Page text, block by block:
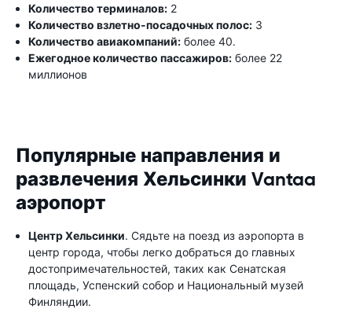
Количество терминалов: 2
Количество взлетно-посадочных полос: 3
Количество авиакомпаний: более 40.
Ежегодное количество пассажиров: более 22
миллионов
Популярные направления и
развлечения Хельсинки Vantaa
аэропорт
Центр Хельсинки. Сядьте на поезд из аэропорта в
центр города, чтобы легко добраться до главных
достопримечательностей, таких как Сенатская
площадь, Успенский собор и Национальный музей
Финляндии.